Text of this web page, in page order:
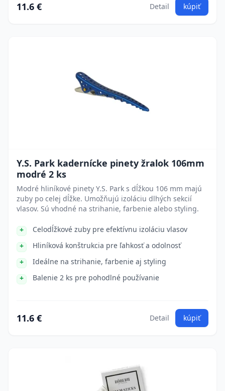
11.6 € Detail kúpiť
Y.S. Park kadernícke pinety žralok 106mm
modré 2 ks
Modré hliníkové pinety Y.S. Park s dĺžkou 106 mm majú
zuby po celej dĺžke. Umožňujú izoláciu dlhých sekcií
vlasov. Sú vhodné na strihanie, farbenie alebo styling.
Celodĺžkové zuby pre efektívnu izoláciu vlasov
Hliníková konštrukcia pre ľahkosť a odolnosť
Ideálne na strihanie, farbenie aj styling
Balenie 2 ks pre pohodlné používanie
11.6 € Detail kúpiť